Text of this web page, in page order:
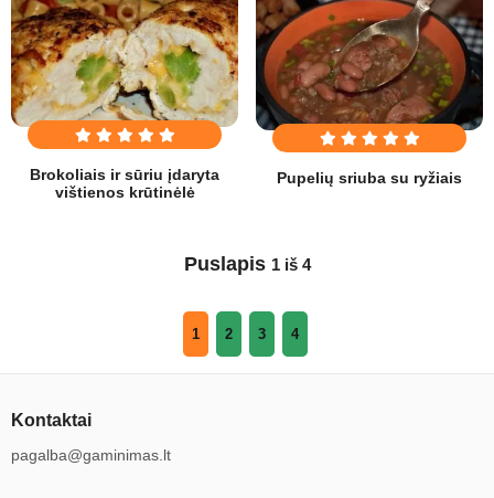
Brokoliais ir sūriu įdaryta
vištienos krūtinėlė
Pupelių sriuba su ryžiais
Puslapis 1 iš 4
1 2 3 4
Kontaktai
pagalba@gaminimas.lt